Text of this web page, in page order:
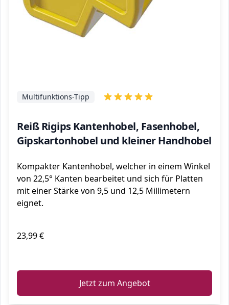
Reiß Rigips Kantenhobel, Fasenhobel,
Gipskartonhobel und kleiner Handhobel
Multifunktions-Tipp
Kompakter Kantenhobel, welcher in einem Winkel
von 22,5° Kanten bearbeitet und sich für Platten
mit einer Stärke von 9,5 und 12,5 Millimetern
eignet.
23,99 €
Jetzt zum Angebot